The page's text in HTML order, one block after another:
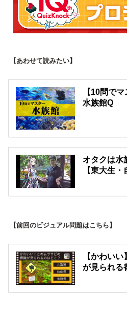
【あわせて読みたい】
【10問で
水族館Q
オタクは水
【東大生
【前回のビジュアル問題はこちら】
【かわい
が見られる